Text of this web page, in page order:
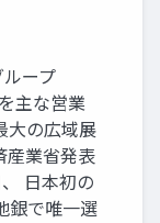
ープ
主な営業
大の広域展
産業省発表
日本初の
銀で唯一選